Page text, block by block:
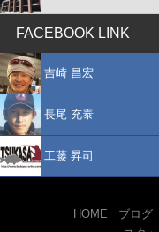
FACEBOOK LINK
吉崎 昌宏
長尾 充泰
工藤 昇司
HOME ブログ